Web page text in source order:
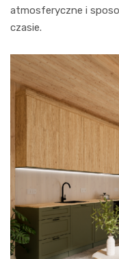
atmosferyczne i
czasie.